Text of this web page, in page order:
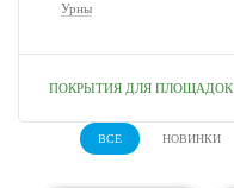
Урны
ПОКРЫТИЯ ДЛЯ ПЛОЩАДОК
ВСЕ НОВИНКИ